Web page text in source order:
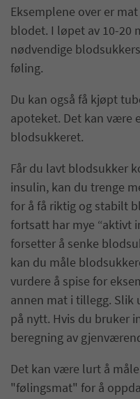
Eksemplene over er
blodet. I løpet av 10-20
nødvendige
føling.
Du kan også få kjøpt
apoteket. Det kan være
blodsukkeret.
Får du lavt blodsukker
insulin, kan du trenge
for å få riktig og stabilt
fortsatt har mye “aktivt
forsetter å senke
kan du måle
vurdere å spise for
annen mat i tillegg. Slik
på nytt. Hvis du bruker
beregning av
Det kan være lurt å
"følingsmat" for å